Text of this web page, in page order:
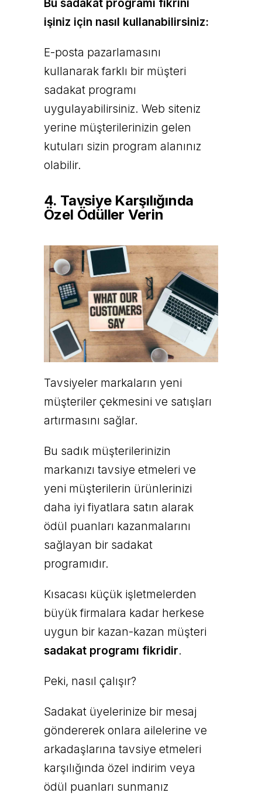
Bu sadakat programı fikrini
işiniz için nasıl kullanabilirsiniz:
E-posta pazarlamasını
kullanarak farklı bir müşteri
sadakat programı
uygulayabilirsiniz. Web siteniz
yerine müşterilerinizin gelen
kutuları sizin program alanınız
olabilir.
4. Tavsiye Karşılığında
Özel Ödüller Verin
Tavsiyeler markaların yeni
müşteriler çekmesini ve satışları
artırmasını sağlar.
Bu sadık müşterilerinizin
markanızı tavsiye etmeleri ve
yeni müşterilerin ürünlerinizi
daha iyi fiyatlara satın alarak
ödül puanları kazanmalarını
sağlayan bir sadakat
programıdır.
Kısacası küçük işletmelerden
büyük firmalara kadar herkese
uygun bir kazan-kazan müşteri
sadakat programı fikridir.
Peki, nasıl çalışır?
Sadakat üyelerinize bir mesaj
göndererek onlara ailelerine ve
arkadaşlarına tavsiye etmeleri
karşılığında özel indirim veya
ödül puanları sunmanız